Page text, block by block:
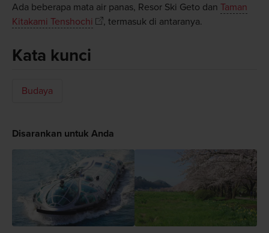
Ada beberapa mata air panas, Resor Ski Geto dan Taman
Kitakami Tenshochi
, termasuk di antaranya.
Kata kunci
Budaya
Disarankan untuk Anda